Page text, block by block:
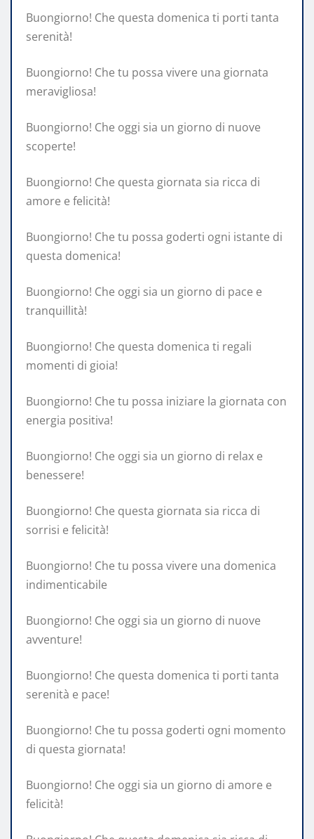
Buongiorno! Che questa domenica ti porti tanta
serenità!
Buongiorno! Che tu possa vivere una giornata
meravigliosa!
Buongiorno! Che oggi sia un giorno di nuove
scoperte!
Buongiorno! Che questa giornata sia ricca di
amore e felicità!
Buongiorno! Che tu possa goderti ogni istante di
questa domenica!
Buongiorno! Che oggi sia un giorno di pace e
tranquillità!
Buongiorno! Che questa domenica ti regali
momenti di gioia!
Buongiorno! Che tu possa iniziare la giornata con
energia positiva!
Buongiorno! Che oggi sia un giorno di relax e
benessere!
Buongiorno! Che questa giornata sia ricca di
sorrisi e felicità!
Buongiorno! Che tu possa vivere una domenica
indimenticabile
Buongiorno! Che oggi sia un giorno di nuove
avventure!
Buongiorno! Che questa domenica ti porti tanta
serenità e pace!
Buongiorno! Che tu possa goderti ogni momento
di questa giornata!
Buongiorno! Che oggi sia un giorno di amore e
felicità!